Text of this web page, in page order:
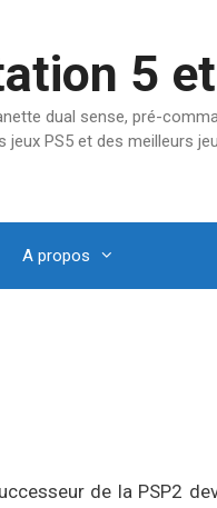
5
dual sense, pré-
PS5 et des meilleurs
A propos
de la PSP2